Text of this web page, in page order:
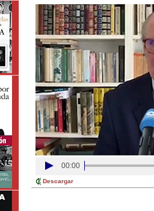
00:00
Descargar